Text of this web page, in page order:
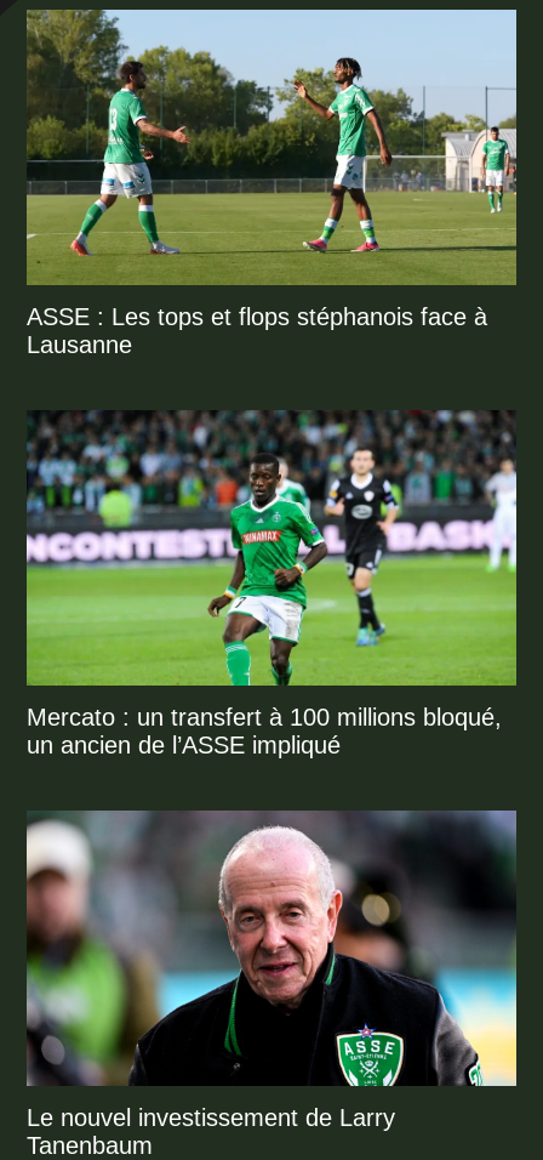
ASSE : Les tops et flops stéphanois face à
Lausanne
Mercato : un transfert à 100 millions bloqué,
un ancien de l’ASSE impliqué
Le nouvel investissement de Larry
Tanenbaum